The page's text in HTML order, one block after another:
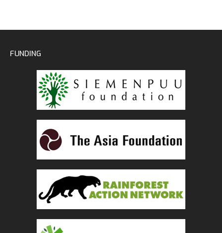
FUNDING